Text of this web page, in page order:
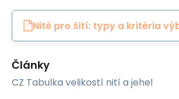
Nitě pro šití: typy a kritéria
Články
CZ Tabulka velikostí nití a jehel